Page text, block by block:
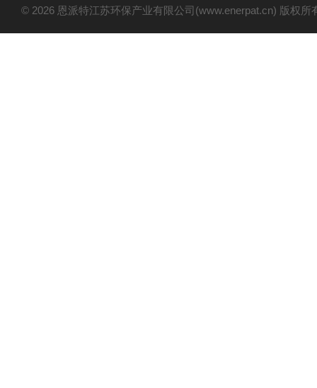
© 2026 恩派特江苏环保产业有限公司(www.enerpat.cn) 版权